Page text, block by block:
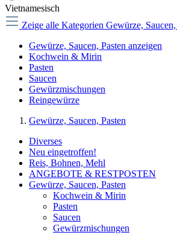
Vietnamesisch
Zeige alle Kategorien Gewürze, Saucen,
Gewürze, Saucen, Pasten anzeigen
Kochwein & Mirin
Pasten
Saucen
Gewürzmischungen
Reingewürze
Gewürze, Saucen, Pasten
Diverses
Neu eingetroffen!
Reis, Bohnen, Mehl
ANGEBOTE & RESTPOSTEN
Gewürze, Saucen, Pasten
Kochwein & Mirin
Pasten
Saucen
Gewürzmischungen